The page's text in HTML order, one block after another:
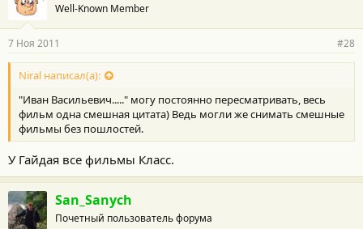
Well-Known Member
7 Ноя 2011 #28
Niral написал(а):
"Иван Васильевич....." могу постоянно пересматривать, весь
фильм одна смешная цитата) Ведь могли же снимать смешные
фильмы без пошлостей.
У Гайдая все фильмы Класс.
San_Sanych
Почетный пользователь форума